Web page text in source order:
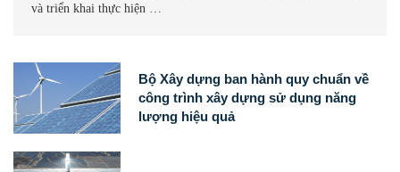
và triển khai thực hiện …
Bộ Xây dựng ban hành quy chuẩn về
công trình xây dựng sử dụng năng
lượng hiệu quả